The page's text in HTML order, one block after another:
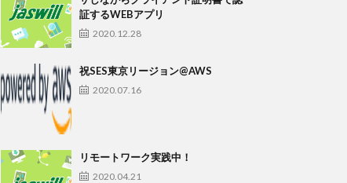
証するWEBアプリ
2020.12.28
祝SES東京リージョン@AWS
2020.07.16
リモートワーク実践中！
2020.04.21